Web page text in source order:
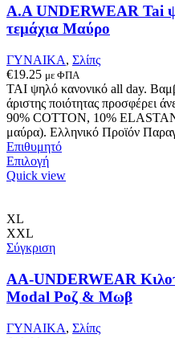
στη
σελίδα
του
προϊόντος
A.A UNDERWEAR Tai
τεμάχια Μαύρο
ΓΥΝΑΙΚΑ, Σλίπς
€19.25 με ΦΠΑ
ΤΑΙ ψηλό κανονικό all day.
άριστης ποιότητας προσφέρει
90% COTTON, 10%
μαύρα). Ελληνικό Προϊόν
Επιθυμητό
ΕπιλογήΑυτό
το
Οι
μπορούν
να
επιλεγούν
σελίδα
Quick view
XL
XXL
Σύγκριση
AA-UNDERWEAR
Modal Ροζ & Μωβ
ΓΥΝΑΙΚΑ, Σλίπς